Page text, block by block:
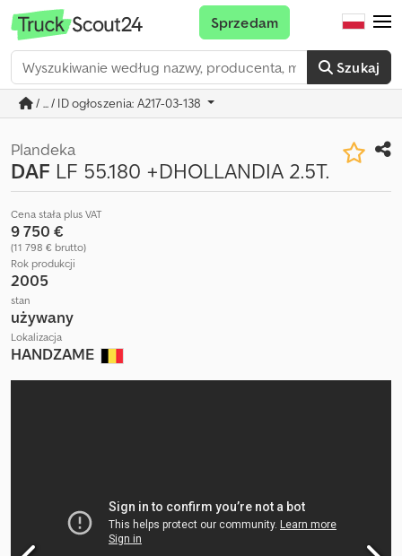
Szukaj
Sprzedam
/ ... / ID ogłoszenia: A217-03-138
Plandeka
DAF LF 55.180 +DHOLLANDIA 2.5T.
Cena stała plus VAT
9 750 €
(11 798 € brutto)
Rok produkcji
2005
stan
używany
Lokalizacja
HANDZAME